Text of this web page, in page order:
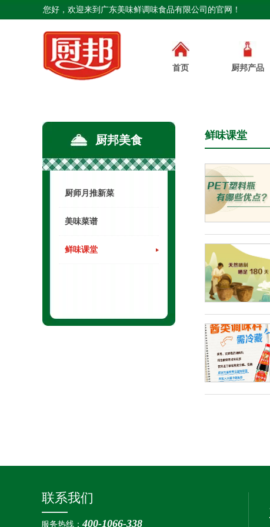
您好，欢迎来到广东美味鲜调味食品有限公司的官网！
首页 厨邦产品
厨邦美食
厨师月推新菜
美味菜谱
鲜味课堂
鲜味课堂
服务热线：400-1066-338
联系我们